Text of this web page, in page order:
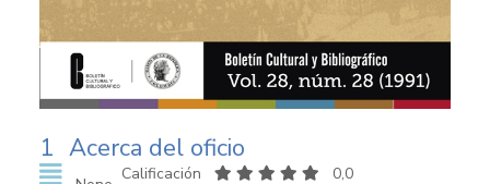
1 Acerca del oficio
Calificación 0,0